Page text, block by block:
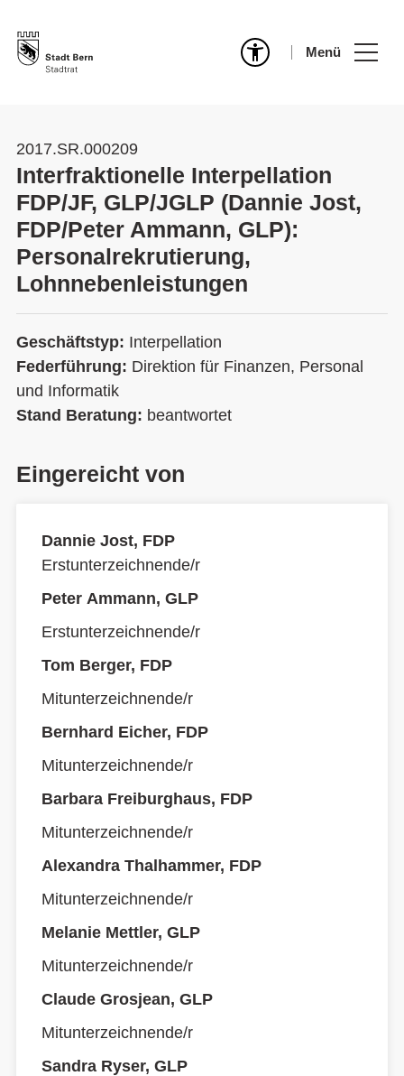
Menü
2017.SR.000209
Interfraktionelle Interpellation
FDP/JF, GLP/JGLP (Dannie Jost,
FDP/Peter Ammann, GLP):
Personalrekrutierung,
Lohnnebenleistungen
Geschäftstyp: Interpellation
Federführung: Direktion für Finanzen, Personal
und Informatik
Stand Beratung: beantwortet
Eingereicht von
Dannie Jost, FDP
Erstunterzeichnende/r
Peter Ammann, GLP
Erstunterzeichnende/r
Tom Berger, FDP
Mitunterzeichnende/r
Bernhard Eicher, FDP
Mitunterzeichnende/r
Barbara Freiburghaus, FDP
Mitunterzeichnende/r
Alexandra Thalhammer, FDP
Mitunterzeichnende/r
Melanie Mettler, GLP
Mitunterzeichnende/r
Claude Grosjean, GLP
Mitunterzeichnende/r
Sandra Ryser, GLP